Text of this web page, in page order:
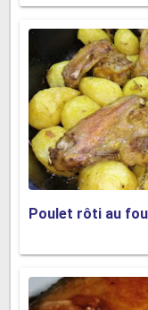
Poulet rôti au